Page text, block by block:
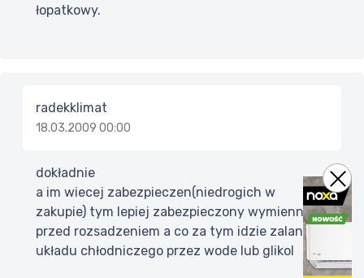
łopatkowy.
radekklimat
18.03.2009 00:00
dokładnie
a im wiecej zabezpieczen(niedrogich w
zakupie) tym lepiej zabezpieczony wymiennik
przed rozsadzeniem a co za tym idzie zalaniem
układu chłodniczego przez wode lub glikol